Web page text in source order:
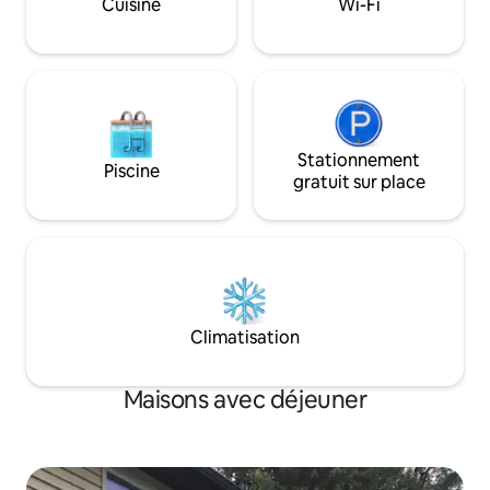
déguster de la
quelques pas.
Cuisine Wi-Fi
Piscine
Stationnement
gratuit sur place
Climatisation
Maisons avec déjeuner